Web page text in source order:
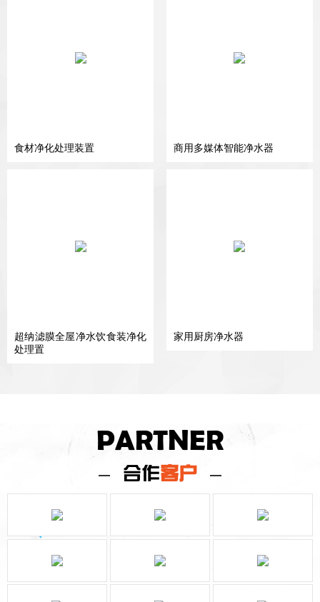
食材净化处理装置 商用多媒体智能净水器
超纳滤膜全屋净水饮食装净化
处理置
家用厨房净水器
PARTNER
合作客户